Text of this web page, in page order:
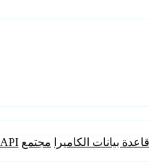
قاعدة بيانات الكاميرا مجتمع API